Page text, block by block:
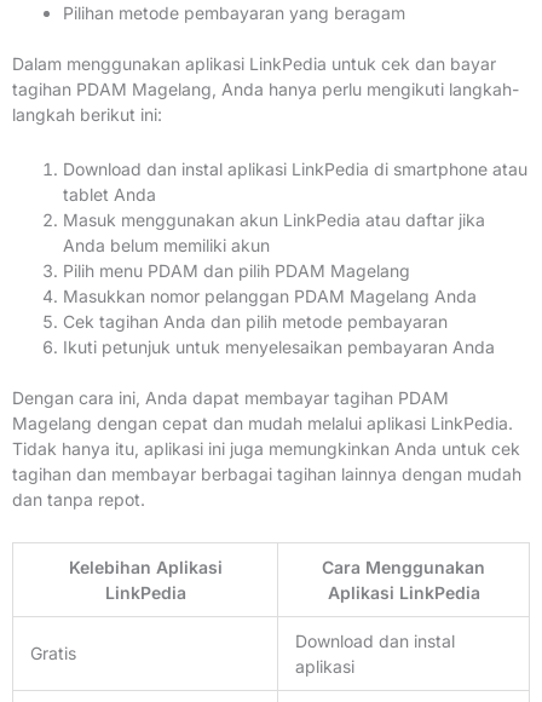
Pilihan metode pembayaran yang beragam
Dalam menggunakan aplikasi LinkPedia untuk cek dan bayar
tagihan PDAM Magelang, Anda hanya perlu mengikuti langkah-
langkah berikut ini:
Download dan instal aplikasi LinkPedia di smartphone atau
tablet Anda
Masuk menggunakan akun LinkPedia atau daftar jika
Anda belum memiliki akun
Pilih menu PDAM dan pilih PDAM Magelang
Masukkan nomor pelanggan PDAM Magelang Anda
Cek tagihan Anda dan pilih metode pembayaran
Ikuti petunjuk untuk menyelesaikan pembayaran Anda
Dengan cara ini, Anda dapat membayar tagihan PDAM
Magelang dengan cepat dan mudah melalui aplikasi LinkPedia.
Tidak hanya itu, aplikasi ini juga memungkinkan Anda untuk cek
tagihan dan membayar berbagai tagihan lainnya dengan mudah
dan tanpa repot.
Kelebihan Aplikasi
LinkPedia
Cara Menggunakan
Aplikasi LinkPedia
Gratis
Download dan instal
aplikasi